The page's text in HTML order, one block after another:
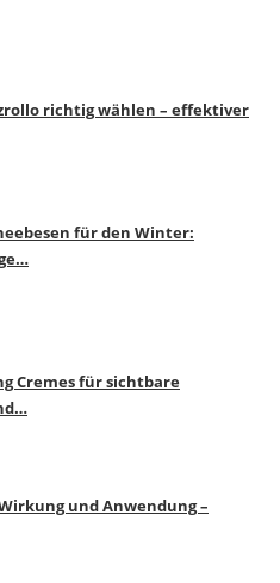
richtig wählen – effektiver
für den Winter:
Cremes für sichtbare
und Anwendung –